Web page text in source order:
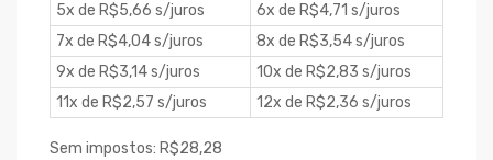
5x de R$5,66 s/juros
6x de R$4,71 s/juros
7x de R$4,04 s/juros
8x de R$3,54 s/juros
9x de R$3,14 s/juros
10x de R$2,83 s/juros
11x de R$2,57 s/juros
12x de R$2,36 s/juros
Sem impostos: R$28,28